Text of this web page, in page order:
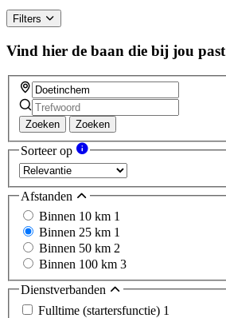
Filters
Vind hier de baan die bij jou past
Zoeken Zoeken
Sorteer op
Afstanden
Binnen 10 km 1
Binnen 25 km 1
Binnen 50 km 2
Binnen 100 km 3
Dienstverbanden
Fulltime (startersfunctie) 1